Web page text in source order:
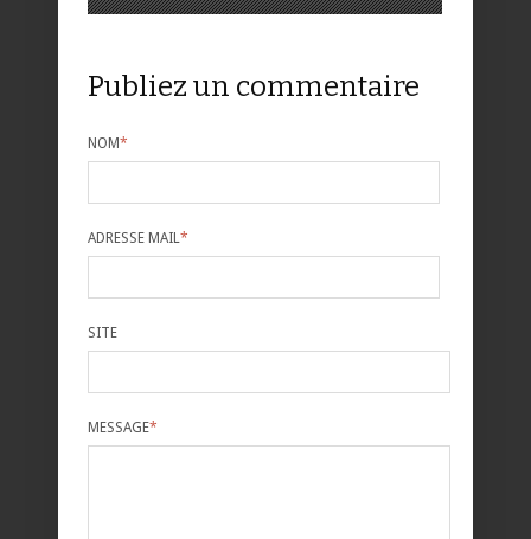
Publiez un commentaire
NOM*
ADRESSE MAIL*
SITE
MESSAGE*